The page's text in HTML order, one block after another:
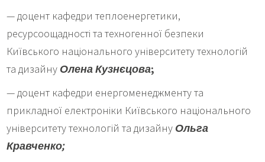
— доцент кафедри теплоенергетики,
ресурсоощадності та техногенної безпеки
Київського національного університету технологій
та дизайну Олена Кузнєцова;
— доцент кафедри енергоменеджменту та
прикладної електроніки Київського національного
університету технологій та дизайну Ольга
Кравченко;